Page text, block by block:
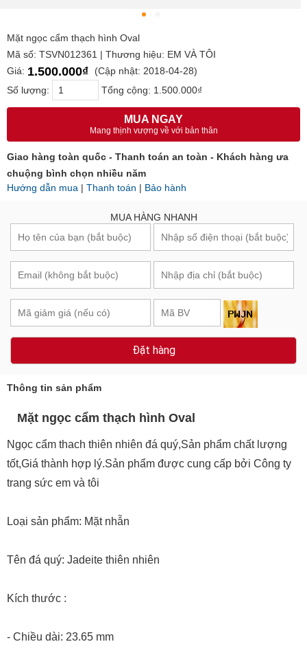
Mặt ngọc cẩm thạch hình Oval
Mã số: TSVN012361 | Thương hiệu: EM VÀ TÔI
Giá: 1.500.000₫
(Cập nhật: 2018-04-28)
Số lượng:
Tổng cộng: 1.500.000₫
MUA NGAY
Mang thịnh vượng về với bản thân
Giao hàng toàn quốc - Thanh toán an toàn - Khách hàng ưa
chuộng bình chọn nhiều năm
Hướng dẫn mua | Thanh toán | Bảo hành
MUA HÀNG NHANH
Đặt hàng
Thông tin sản phẩm
Mặt ngọc cẩm thạch hình Oval
Ngọc cẩm thach thiên nhiên đá quý,Sản phẩm chất lượng
tốt,Giá thành hợp lý.Sản phẩm được cung cấp bởi Công ty
trang sức em và tôi
Loại sản phẩm: Mặt nhẫn
Tên đá quý: Jadeite thiên nhiên
Kích thước :
- Chiều dài: 23.65 mm